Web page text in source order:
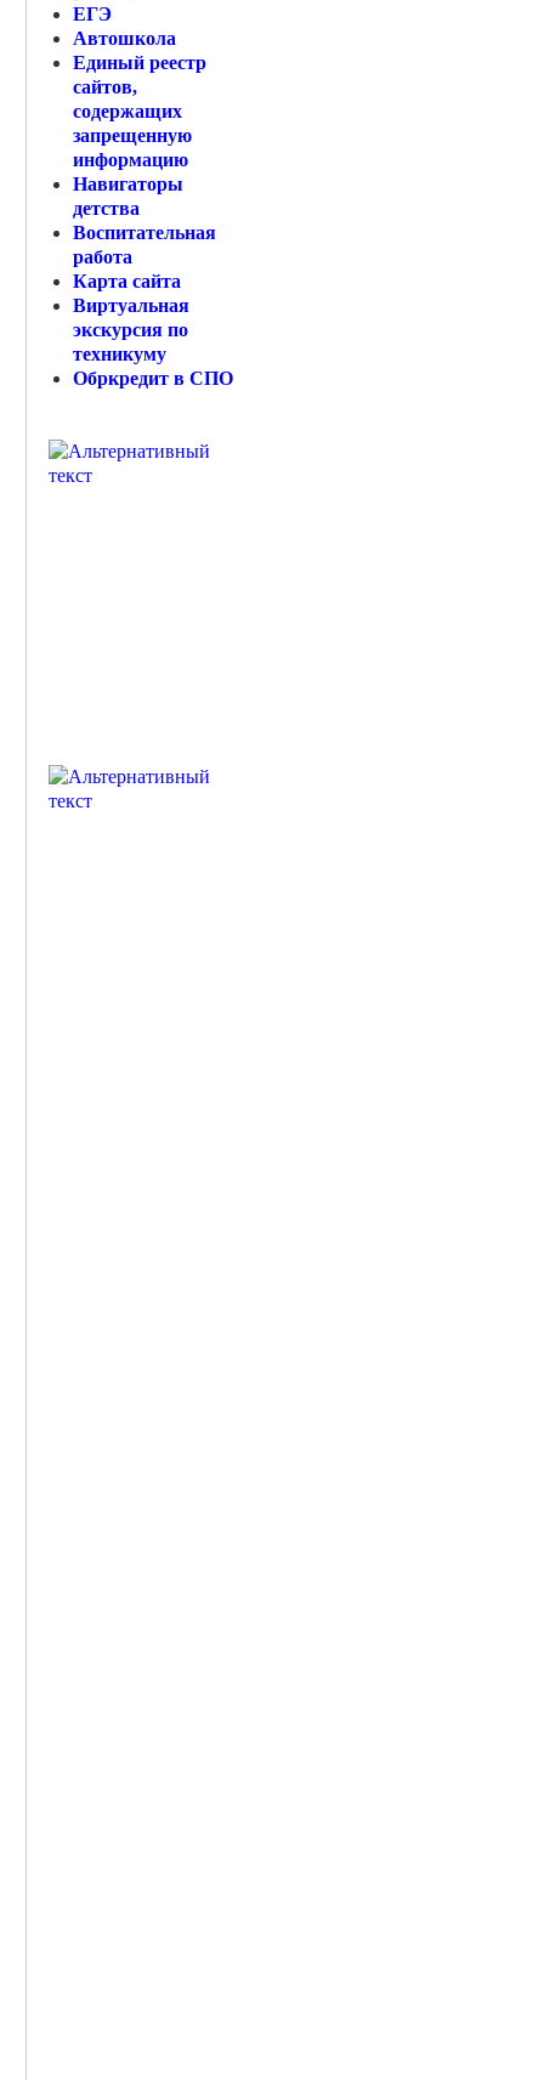
ЕГЭ
Автошкола
Единый реестр
сайтов,
содержащих
запрещенную
информацию
Навигаторы
детства
Воспитательная
работа
Карта сайта
Виртуальная
экскурсия по
техникуму
Обркредит в СПО